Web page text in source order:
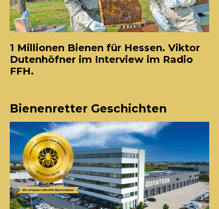
1 Millionen Bienen für Hessen. Viktor
Dutenhöfner im Interview im Radio
FFH.
Bienenretter Geschichten